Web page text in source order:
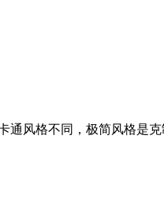
风格不同，极简风格是